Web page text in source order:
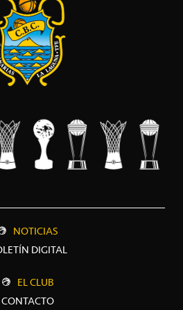
NOTICIAS
DIGITAL
EL CLUB
CONTACTO